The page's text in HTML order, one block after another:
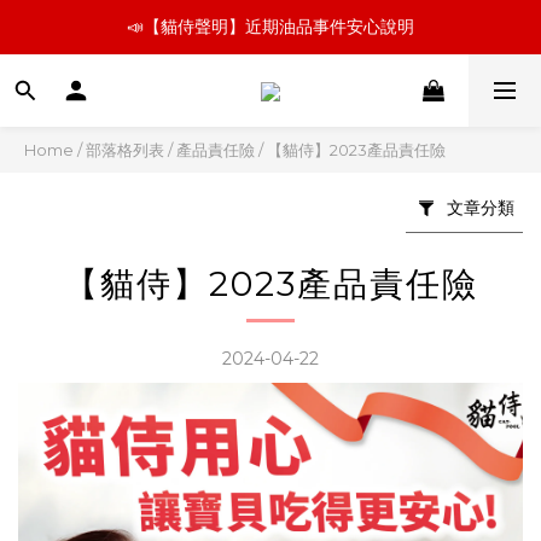
📣【貓侍聲明】近期油品事件安心說明
📣【貓侍聲明】近期油品事件安心說明
新朋友嚐鮮 🚛小份量超取免運組   👉飼料、罐罐立即看
Home /部落格列表 /產品責任險 / 【貓侍】2023產品責任險
文章分類
【貓侍】2023產品責任險
2024-04-22